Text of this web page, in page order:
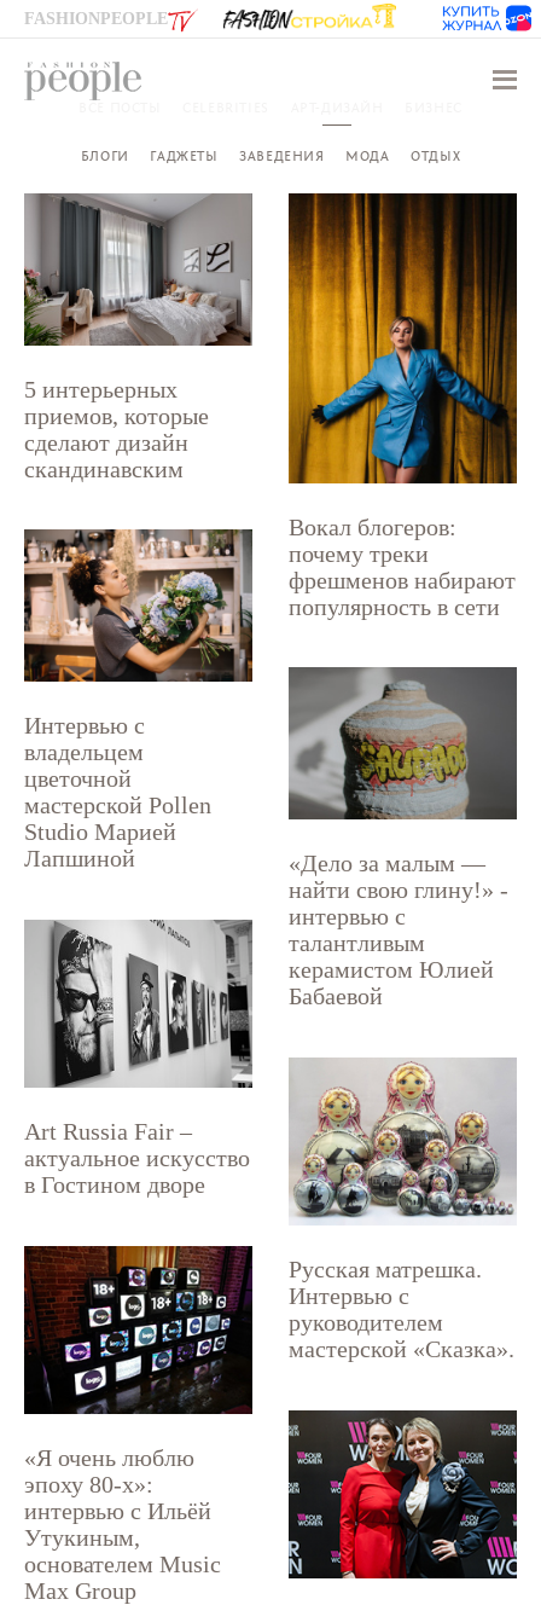
FASHIONPEOPLE
БЛОГИ ГАДЖЕТЫ ЗАВЕДЕНИЯ МОДА ОТДЫХ
5 интерьерных
приемов, которые
сделают дизайн
скандинавским
Вокал блогеров:
почему треки
фрешменов набирают
популярность в сети
Интервью с
владельцем
цветочной
мастерской Pollen
Studio Марией
Лапшиной
«Дело за малым —
найти свою глину!» -
интервью с
талантливым
керамистом Юлией
Бабаевой
Art Russia Fair –
актуальное искусство
в Гостином дворе
Русская матрешка.
Интервью с
руководителем
мастерской «Сказка».
«Я очень люблю
эпоху 80-х»:
интервью с Ильёй
Утукиным,
основателем Music
Max Group